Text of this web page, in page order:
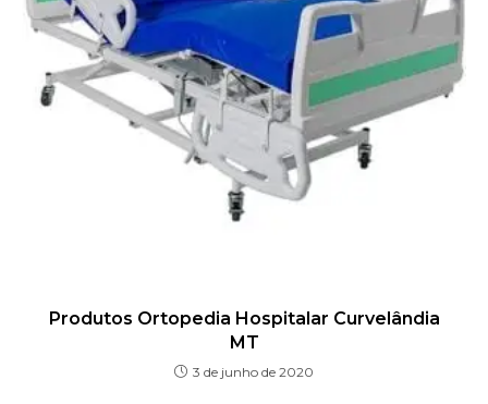
Produtos Ortopedia Hospitalar Curvelândia
MT
3 de junho de 2020